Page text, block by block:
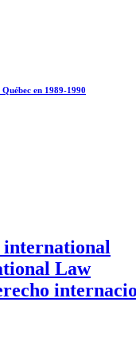
en 1989-1990
international
Law